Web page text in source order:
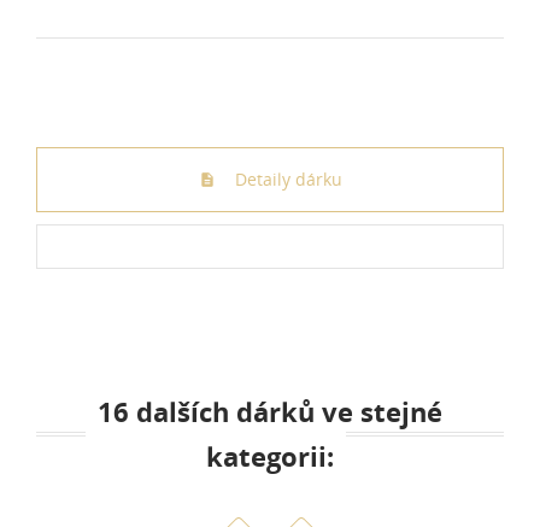
Detaily dárku
16 dalších dárků ve stejné
kategorii: